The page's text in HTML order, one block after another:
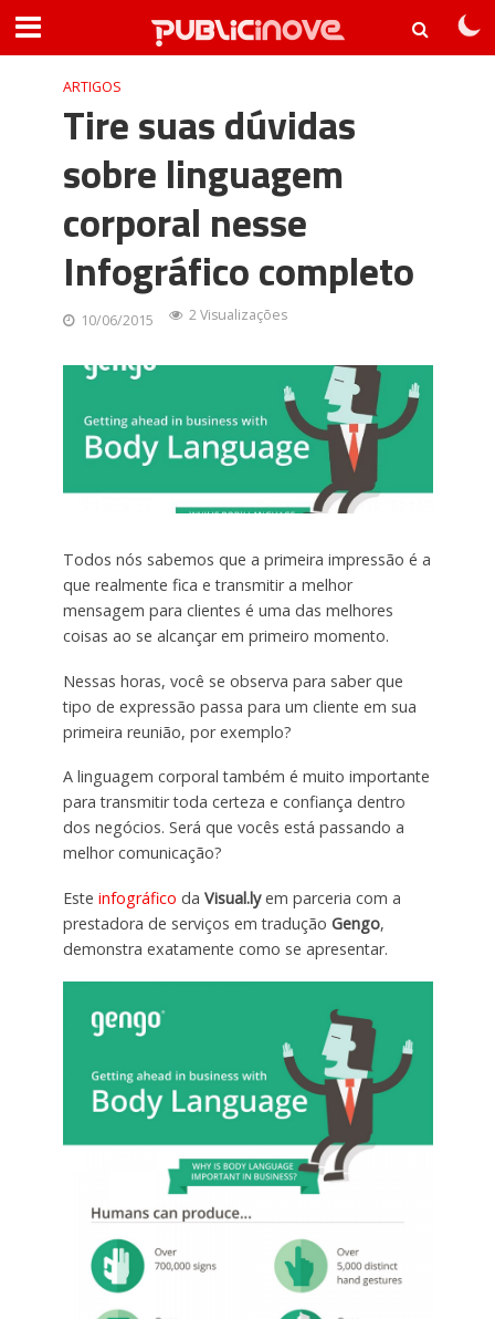
ARTIGOS
Tire suas dúvidas
sobre linguagem
corporal nesse
Infográfico completo
10/06/2015 2 Visualizações
Todos nós sabemos que a primeira impressão é a
que realmente fica e transmitir a melhor
mensagem para clientes é uma das melhores
coisas ao se alcançar em primeiro momento.
Nessas horas, você se observa para saber que
tipo de expressão passa para um cliente em sua
primeira reunião, por exemplo?
A linguagem corporal também é muito importante
para transmitir toda certeza e confiança dentro
dos negócios. Será que vocês está passando a
melhor comunicação?
Este infográfico da Visual.lyem parceria com a
prestadora de serviços em tradução Gengo,
demonstra exatamente como se apresentar.